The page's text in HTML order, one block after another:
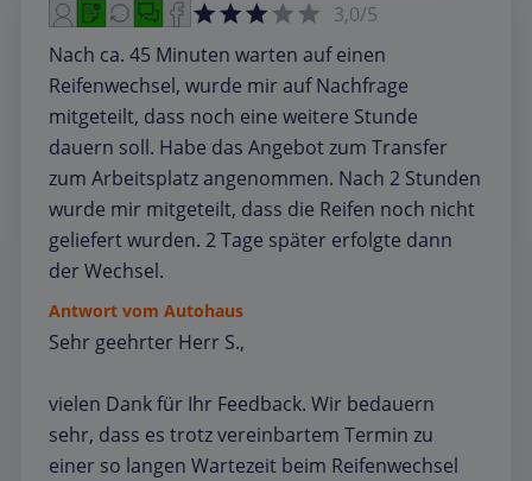
3,0/5
Nach ca. 45 Minuten warten auf einen
Reifenwechsel, wurde mir auf Nachfrage
mitgeteilt, dass noch eine weitere Stunde
dauern soll. Habe das Angebot zum Transfer
zum Arbeitsplatz angenommen. Nach 2 Stunden
wurde mir mitgeteilt, dass die Reifen noch nicht
geliefert wurden. 2 Tage später erfolgte dann
der Wechsel.
Antwort vom Autohaus
Sehr geehrter Herr S.,
vielen Dank für Ihr Feedback. Wir bedauern
sehr, dass es trotz vereinbartem Termin zu
einer so langen Wartezeit beim Reifenwechsel